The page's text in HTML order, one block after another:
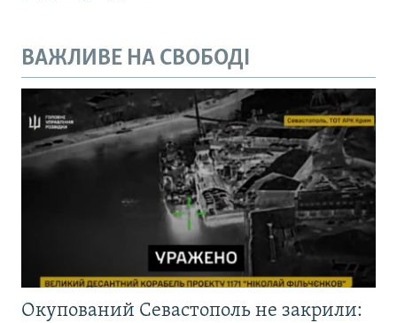
ВАЖЛИВЕ НА СВОБОДІ
Окупований Севастополь не закрили: